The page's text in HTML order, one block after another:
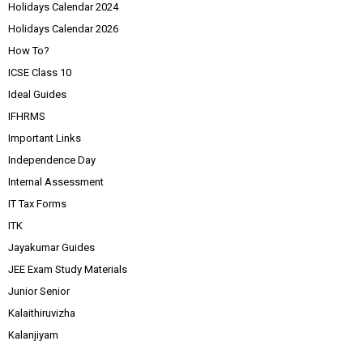
Holidays Calendar 2024
Holidays Calendar 2026
How To?
ICSE Class 10
Ideal Guides
IFHRMS
Important Links
Independence Day
Internal Assessment
IT Tax Forms
ITK
Jayakumar Guides
JEE Exam Study Materials
Junior Senior
Kalaithiruvizha
Kalanjiyam